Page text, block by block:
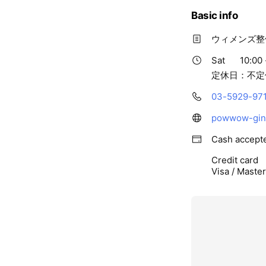
Basic info
ウィメンズ
Sat
10:00
定休日：不
03-5929-
powwow-
Cash
Credit card
Visa /